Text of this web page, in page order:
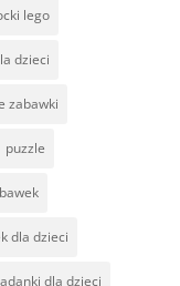
lego
dzieci
zabawki
puzzle
dla dzieci
dla dzieci